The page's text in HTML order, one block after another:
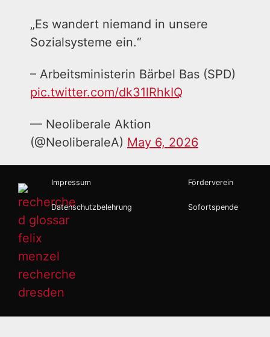
„Es wandert niemand in unsere
Sozialsysteme ein.“
– Arbeitsministerin Bärbel Bas (SPD)
pic.twitter.com/dk31lRhkIQ
— Neoliberale Aktion
(@NeoliberaleA) May 6, 2026
Impressum
Datenschutzbelehrung
Förderverein
Sofortspende